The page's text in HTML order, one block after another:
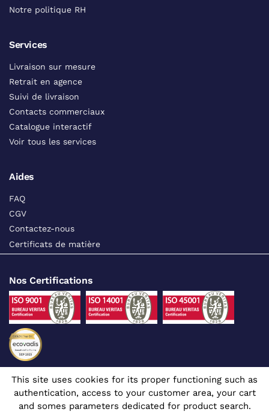
Notre politique RH
Services
Livraison sur mesure
Retrait en agence
Suivi de livraison
Contacts commerciaux
Catalogue interactif
Voir tous les services
Aides
FAQ
CGV
Contactez-nous
Certificats de matière
Nos Certifications
Suivez-nous sur les réseaux sociaux
This site uses cookies for its proper functioning such as
authentication, access to your customer area, your cart
and somes parameters dedicated for product search.